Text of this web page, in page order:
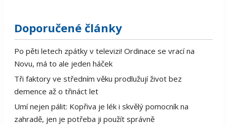
Doporučené články
Po pěti letech zpátky v televizi! Ordinace se vrací na
Novu, má to ale jeden háček
Tři faktory ve středním věku prodlužují život bez
demence až o třináct let
Umí nejen pálit: Kopřiva je lék i skvělý pomocník na
zahradě, jen je potřeba ji použít správně